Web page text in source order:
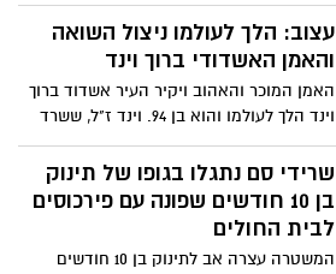
עצוב: הלך לעולמו ניצול השואה
והאמן האשדודי ברוך וינד
האמן המוכר והאהוב ויקיר העיר אשדוד ברוך
וינד הלך לעולמו והוא בן 94. וינד ז"ל, ששרד
את השואה כשהתחזה לנער גוי, נלחם בנאצים
לצד הרוסים וכשעלה לארץ הספיק אף
להשתתף במלחמת השחרור. הוא היה למוכר
וידוע באשדוד בזכות יצירותיו הרבות הפזורות
ברחבי העיר - רק ביום השואה האחרון הציגה
כנסת ישראל מיצירותיו
שרידי סם נתגלו בגופו של תינוק
בן 10 חודשים שפונה עם פירכוסים
לבית החולים
המשטרה עצרה אב לתינוק בן 10 חודשים